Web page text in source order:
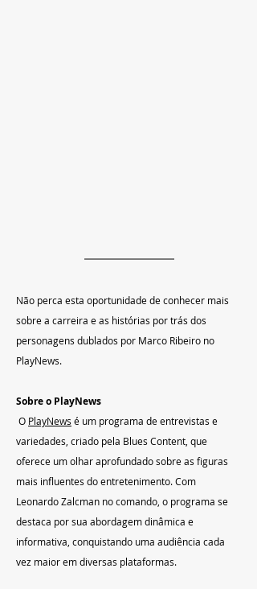
Não perca esta oportunidade de conhecer mais
sobre a carreira e as histórias por trás dos
personagens dublados por Marco Ribeiro no
PlayNews.
Sobre o PlayNews
O PlayNews é um programa de entrevistas e
variedades, criado pela Blues Content, que
oferece um olhar aprofundado sobre as figuras
mais influentes do entretenimento. Com
Leonardo Zalcman no comando, o programa se
destaca por sua abordagem dinâmica e
informativa, conquistando uma audiência cada
vez maior em diversas plataformas.